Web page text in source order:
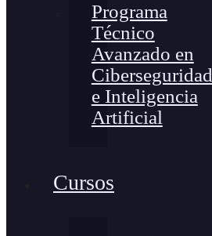
Programa
Técnico
Avanzado en
Ciberseguridad
e Inteligencia
Artificial
Cursos